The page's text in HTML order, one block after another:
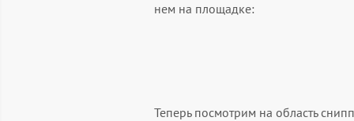
нем на площадке:
Теперь посмотрим на область